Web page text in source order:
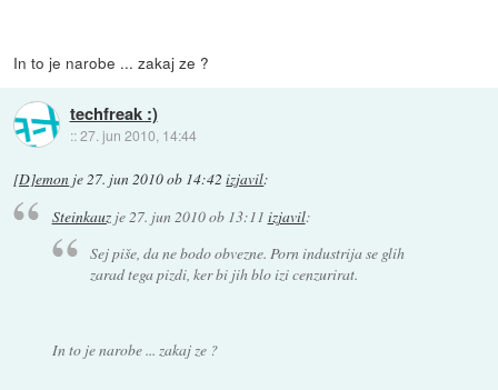
In to je narobe ... zakaj ze ?
techfreak :)
::27. jun 2010, 14:44
[D]emon je27. jun 2010 ob 14:42 izjavil:
Steinkauzje27. jun 2010 ob 13:11 izjavil:
Sej piše, da ne bodo obvezne. Porn industrija se glih
zarad tega pizdi, ker bi jih blo izi cenzurirat.
In to je narobe ... zakaj ze ?